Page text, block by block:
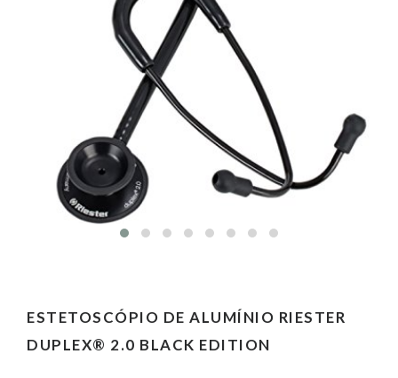
ESTETOSCÓPIO DE ALUMÍNIO RIESTER
DUPLEX® 2.0 BLACK EDITION